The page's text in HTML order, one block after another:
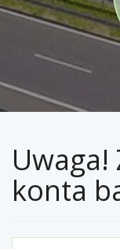
konta